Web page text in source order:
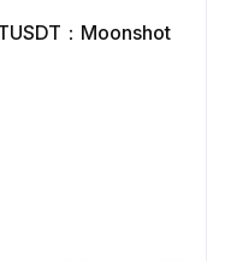
：Moonshot